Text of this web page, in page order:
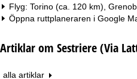
Flyg: Torino (ca. 120 km),
Öppna ruttplaneraren i Google
Artiklar om Sestriere (Via
alla artiklar